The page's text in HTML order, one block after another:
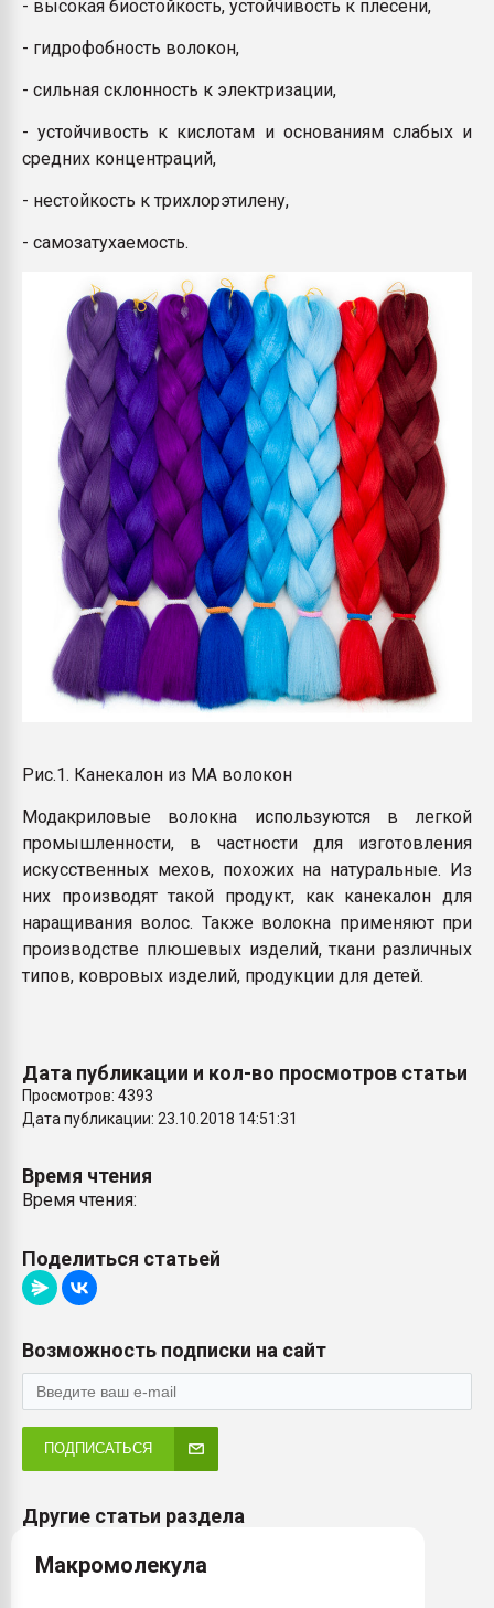
- высокая биостойкость, устойчивость к плесени,
- гидрофобность волокон,
- сильная склонность к электризации,
- устойчивость к кислотам и основаниям слабых и
средних концентраций,
- нестойкость к трихлорэтилену,
- самозатухаемость.
Рис.1. Канекалон из МА волокон
Модакриловые волокна используются в легкой
промышленности, в частности для изготовления
искусственных мехов, похожих на натуральные. Из
них производят такой продукт, как канекалон для
наращивания волос. Также волокна применяют при
производстве плюшевых изделий, ткани различных
типов, ковровых изделий, продукции для детей.
Дата публикации и кол-во просмотров статьи
Просмотров: 4393
Дата публикации: 23.10.2018 14:51:31
Время чтения
Время чтения:
Поделиться статьей
Возможность подписки на сайт
ПОДПИСАТЬСЯ
Другие статьи раздела
Макромолекула